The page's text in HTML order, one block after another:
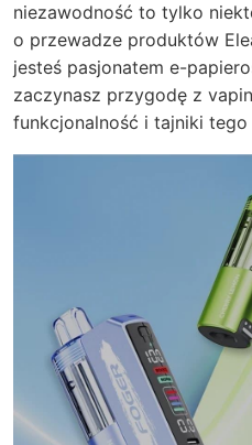
niezawodność to tylko
o przewadze produktów
jesteś pasjonatem e-
zaczynasz przygodę z
funkcjonalność i tajniki tego